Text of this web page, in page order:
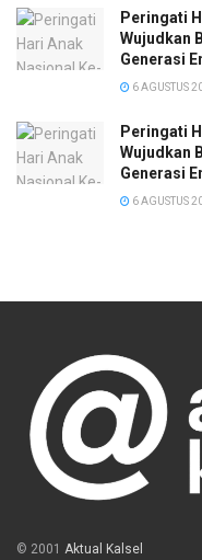
Peringati
Wujudkan
Generasi
6 AGUSTUS
Peringati
Wujudkan
Generasi
6 AGUSTUS
© 2001 Aktual Kalsel